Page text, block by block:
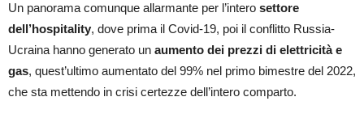
Un panorama comunque allarmante per l’intero settore
dell’hospitality, dove prima il Covid-19, poi il conflitto Russia-
Ucraina hanno generato un aumento dei prezzi di elettricità e
gas, quest’ultimo aumentato del 99% nel primo bimestre del 2022,
che sta mettendo in crisi certezze dell’intero comparto.